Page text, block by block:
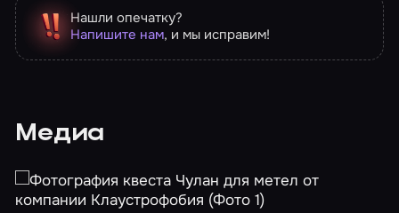
Нашли опечатку?
Напишите нам, и мы исправим!
Медиа